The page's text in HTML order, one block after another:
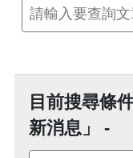
目前搜尋條
新消息」 -